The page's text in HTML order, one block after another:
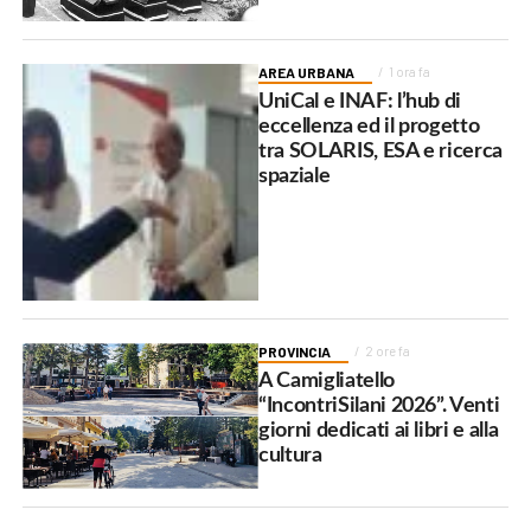
AREA URBANA 1 ora fa
UniCal e INAF: l’hub di
eccellenza ed il progetto
tra SOLARIS, ESA e ricerca
spaziale
PROVINCIA 2 ore fa
A Camigliatello
“IncontriSilani 2026”. Venti
giorni dedicati ai libri e alla
cultura